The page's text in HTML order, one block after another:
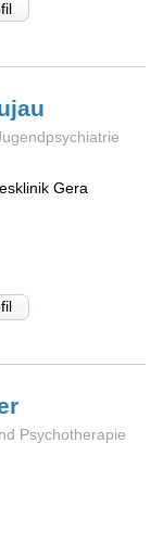
Gera
Psychotherapie